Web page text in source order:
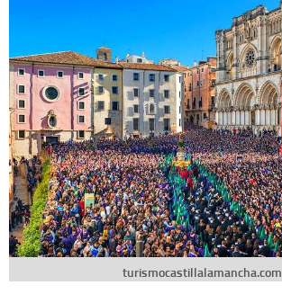
turismocastillalamancha.com